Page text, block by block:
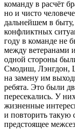
команду в расчёт
но и чисто
дальнейшем в быту,
конфликтных
году в команде не
между ветеранами
одной стороны
Смодиш, Лэнгдон,
на замену им
ребята. Это были
пересекались. У
жизненные
и повторить такую
предстоящее